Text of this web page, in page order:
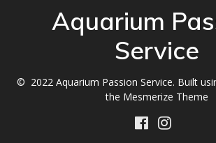
Aquarium
Service
© 2022 Aquarium Passion Service. Built
the Mesmerize Theme